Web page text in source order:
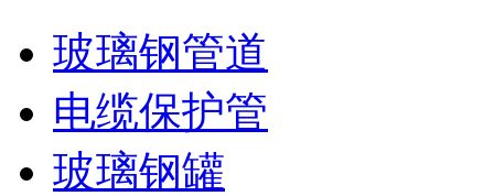
玻璃钢管道
电缆保护管
玻璃钢罐